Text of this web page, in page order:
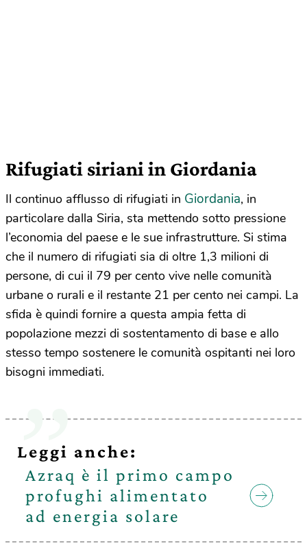
Rifugiati siriani in Giordania
Il continuo afflusso di rifugiati in Giordania, in
particolare dalla Siria, sta mettendo sotto pressione
l’economia del paese e le sue infrastrutture. Si stima
che il numero di rifugiati sia di oltre 1,3 milioni di
persone, di cui il 79 per cento vive nelle comunità
urbane o rurali e il restante 21 per cento nei campi. La
sfida è quindi fornire a questa ampia fetta di
popolazione mezzi di sostentamento di base e allo
stesso tempo sostenere le comunità ospitanti nei loro
bisogni immediati.
Leggi anche:
Azraq è il primo campo
profughi alimentato
ad energia solare